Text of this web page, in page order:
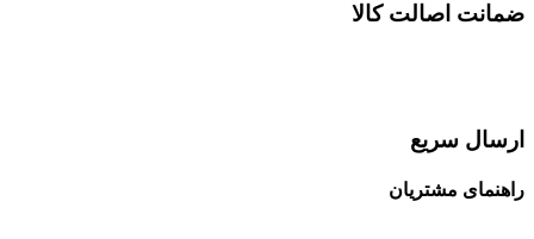
ضمانت اصالت کالا
ارسال سریع
راهنمای مشتریان